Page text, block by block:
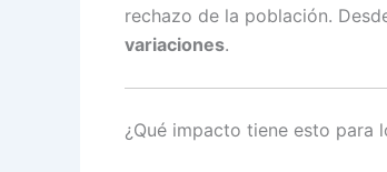
rechazo de la población.
variaciones.
¿Qué impacto tiene esto para